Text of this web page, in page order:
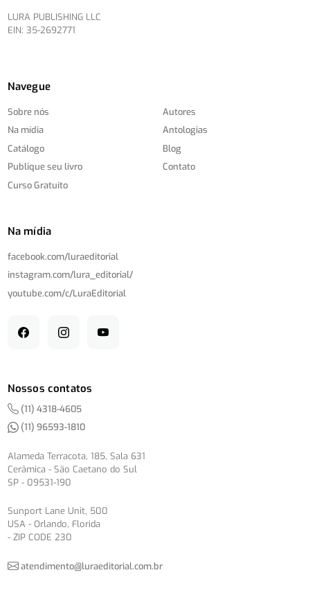
LURA PUBLISHING LLC
EIN: 35-2692771
Navegue
Sobre nós
Na mídia
Catálogo
Publique seu livro
Curso Gratuito
Autores
Antologias
Blog
Contato
Na mídia
facebook.com/luraeditorial
instagram.com/lura_editorial/
youtube.com/c/LuraEditorial
Nossos contatos
(11) 4318-4605
(11) 96593-1810
Alameda Terracota, 185, Sala 631
Cerâmica - São Caetano do Sul
SP - 09531-190
Sunport Lane Unit, 500
USA - Orlando, Florida
- ZIP CODE 230
atendimento@luraeditorial.com.br